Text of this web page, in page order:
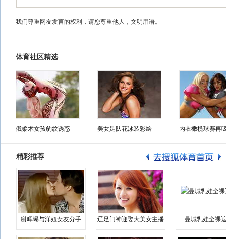
我们尊重网友发言的权利，请您尊重他人，文明用语。
体育社区精选
俄柔术女孩豹纹诱惑 美女足队花泳装彩绘 内衣橄榄球赛再
精彩推荐
谢晖曝与洋妞女友分手 辽足门神迎娶大美女主播 曼城乳娃全裸